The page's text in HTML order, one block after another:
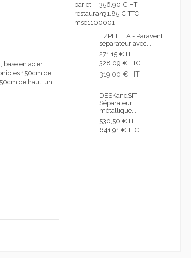
base en acier
de
de haut; un
356,90 € HT
431.85 € TTC
EZPELETA - Paravent
séparateur avec...
271,15 € HT
328.09 € TTC
319,00 € HT
DESKandSIT -
Séparateur
métallique...
530,50 € HT
641.91 € TTC